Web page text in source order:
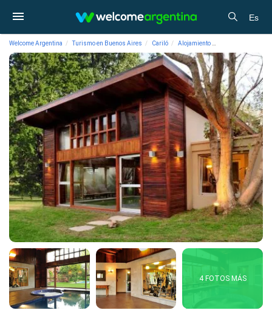
Es
Welcome Argentina Turismo en Buenos Aires Cariló Alojamiento
4 FOTOS MÁS